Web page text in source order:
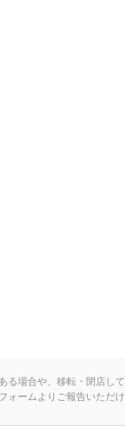
る場合や、移転・閉店して
ォームよりご報告いただけ